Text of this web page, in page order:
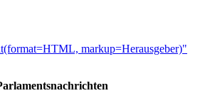
markup=Herausgeber)"